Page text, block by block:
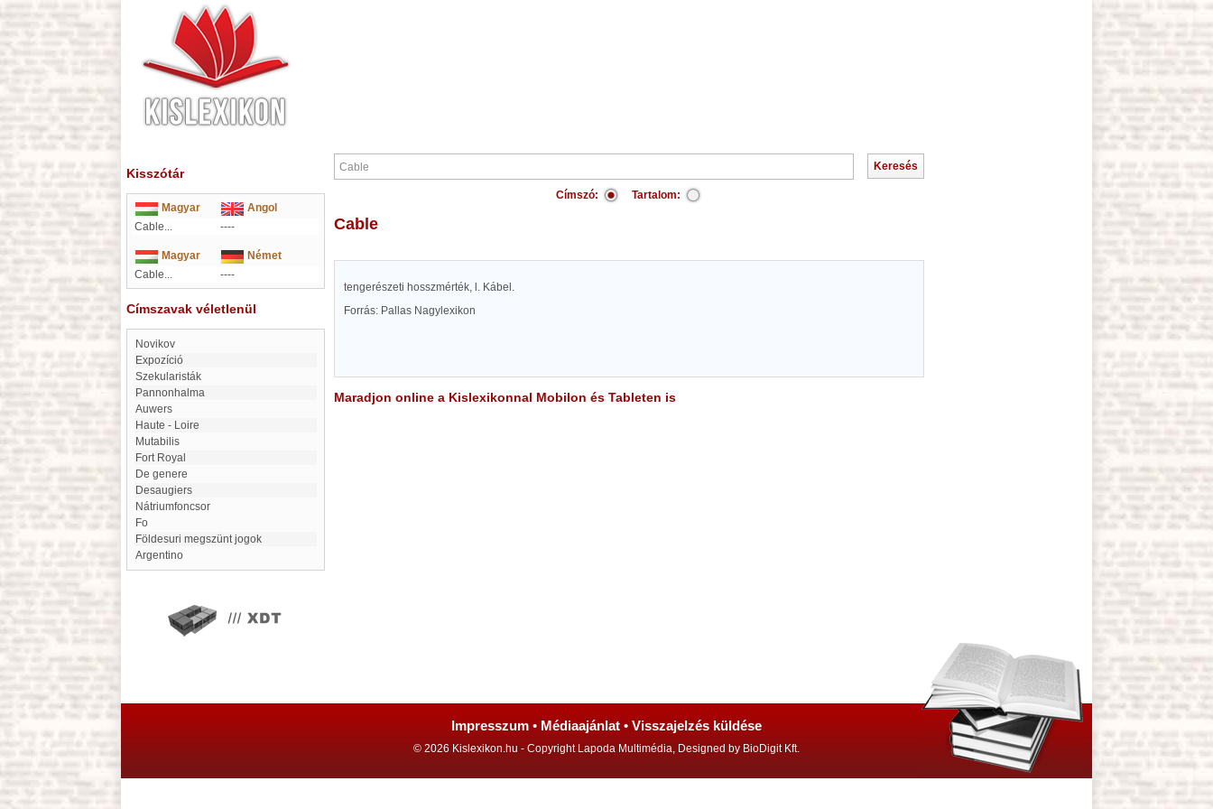
Kisszótár
Magyar
Angol
Cable...
----
Magyar
Német
Cable...
----
Címszavak véletlenül
Novikov
expozíció
Szekularisták
Pannonhalma
Auwers
Haute - Loire
Mutabilis
Fort Royal
de genere
Desaugiers
Nátriumfoncsor
Fo
Földesuri megszünt jogok
Argentino
Címszó: Tartalom:
Cable
tengerészeti hosszmérték, l. Kábel.
Forrás: Pallas Nagylexikon
Maradjon online a Kislexikonnal Mobilon és Tableten is
Impresszum • Médiaajánlat • Visszajelzés küldése
© 2026 Kislexikon.hu - Copyright Lapoda Multimédia, Designed by BioDigit Kft.